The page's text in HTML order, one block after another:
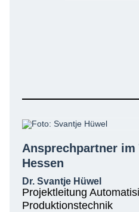
Ansprechpartner im
Hessen
Dr. Svantje Hüwel
Projektleitung
Produktionstechnik